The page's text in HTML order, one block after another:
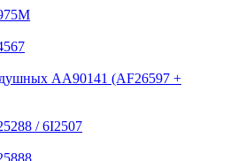
AA90141 (AF26597 +
/ 6I2507